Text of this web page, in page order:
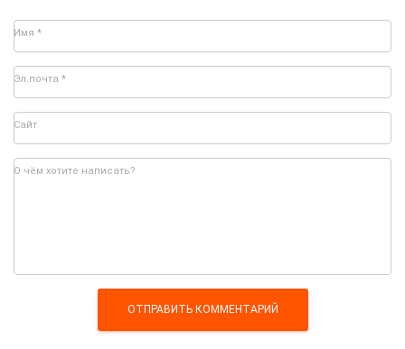
Имя *
Эл.почта *
Сайт
О чём хотите написать?